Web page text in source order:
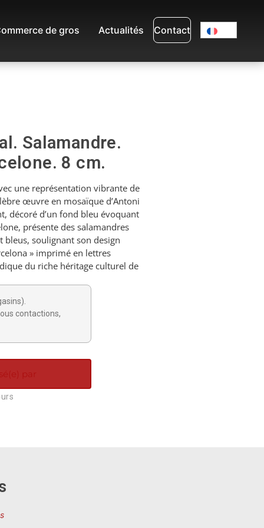
de gros Actualités Contact
Salamandre.
8 cm.
une représentation vibrante de
œuvre en mosaïque d’Antoni
décoré d’un fond bleu évoquant
présente des salamandres
bleus, soulignant son design
» imprimé en lettres
du riche héritage culturel de
contactions,
par